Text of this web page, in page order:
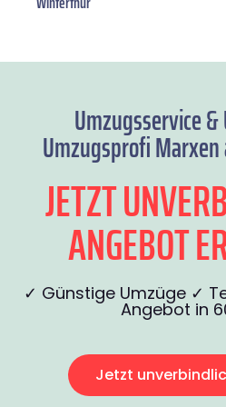
Umzugsservice
Umzugsprofi
JETZT
ANGEBOT
✓ Günstige Umzüge ✓
Angebot in
Jetzt